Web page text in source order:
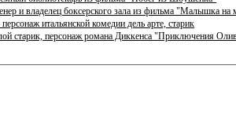
и владелец боксерского зала из фильма "Малышка на
итальянской комедии дель арте, старик
старик, персонаж романа Диккенса "Приключения